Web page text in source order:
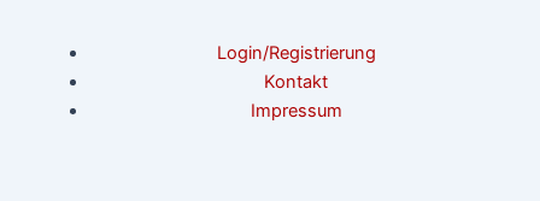
Login/Registrierung
Kontakt
Impressum